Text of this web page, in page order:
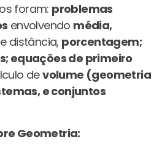
foram: problemas
envolvendo média,
distância, porcentagem;
equações de primeiro
devolume (geometria
e conjuntos
Geometria: